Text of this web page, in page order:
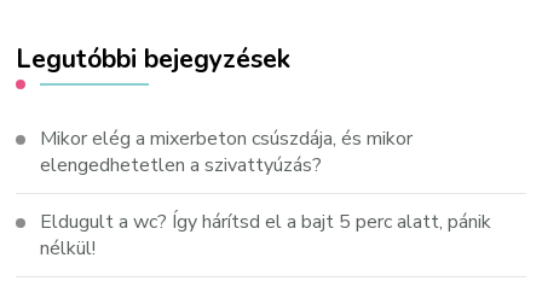
Legutóbbi bejegyzések
Mikor elég a mixerbeton csúszdája, és mikor
elengedhetetlen a szivattyúzás?
Eldugult a wc? Így hárítsd el a bajt 5 perc alatt, pánik
nélkül!